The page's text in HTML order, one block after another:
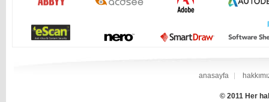
anasayfa
© 2011 Her